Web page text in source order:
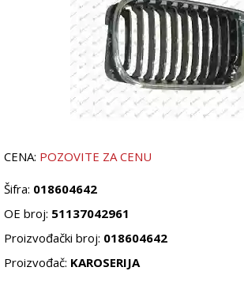
CENA: POZOVITE ZA CENU
Šifra: 018604642
OE broj: 51137042961
Proizvođački broj: 018604642
Proizvođač: KAROSERIJA